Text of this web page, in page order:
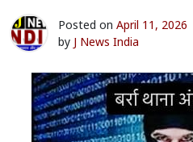
Posted on April 11, 2026
by J News India